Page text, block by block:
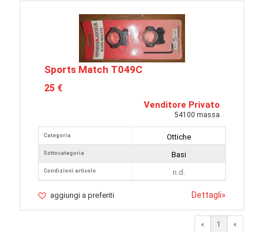
Sports Match T049C
25 €
Venditore Privato
54100 massa
Categoria
Sottocategoria
Condizioni articolo
Ottiche
Basi
n.d.
aggiungi a preferiti Dettagli»
« 1 «